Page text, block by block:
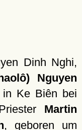
Dinh Nghi,
Nguyen
in Ke Biên bei
Martin
, geboren um